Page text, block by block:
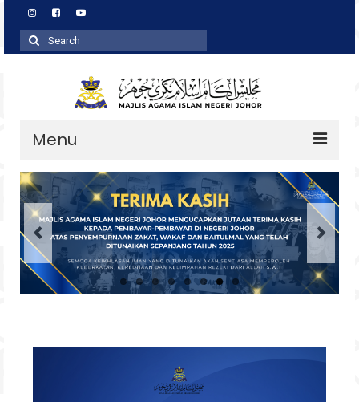
Search
for:
Menu
Profil
Zakat
Agihan
Wakaf
Pembangunan Asnaf